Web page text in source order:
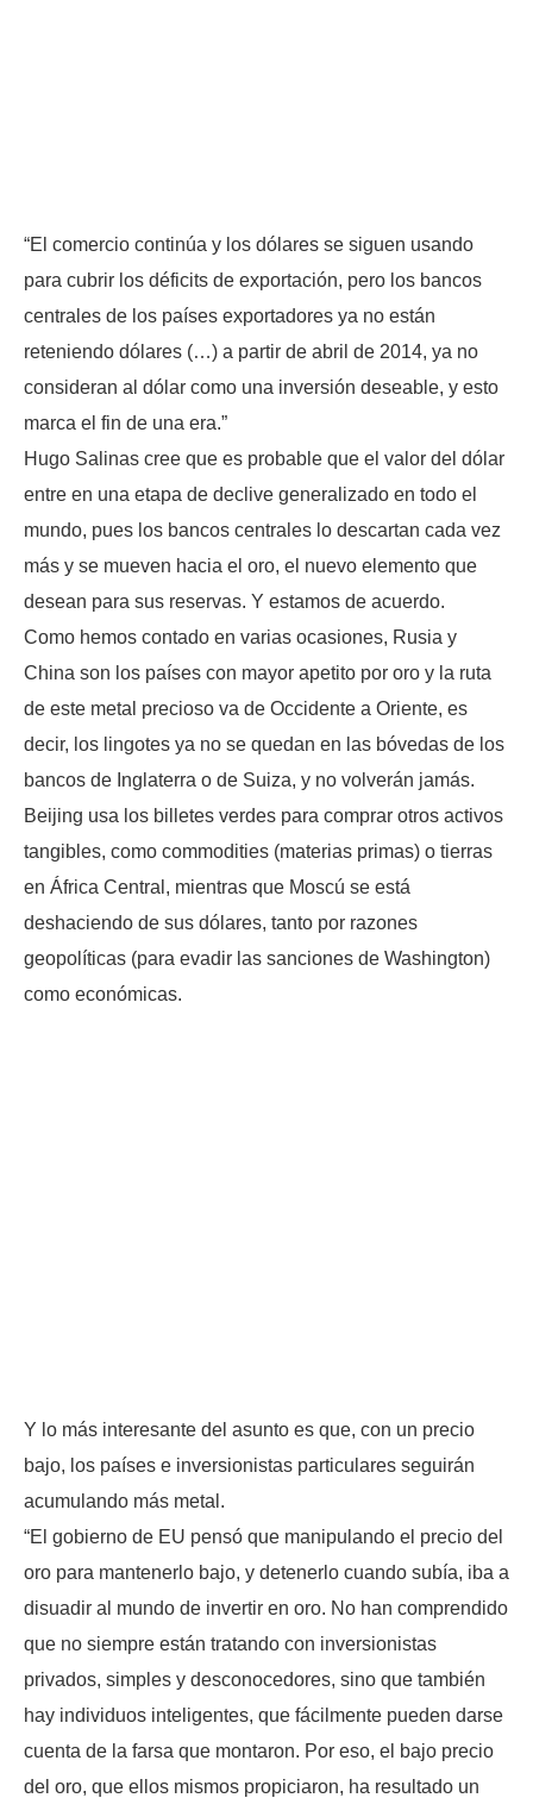
“El comercio continúa y los dólares se siguen usando
para cubrir los déficits de exportación, pero los bancos
centrales de los países exportadores ya no están
reteniendo dólares (…) a partir de abril de 2014, ya no
consideran al dólar como una inversión deseable, y esto
marca el fin de una era.”
Hugo Salinas cree que es probable que el valor del dólar
entre en una etapa de declive generalizado en todo el
mundo, pues los bancos centrales lo descartan cada vez
más y se mueven hacia el oro, el nuevo elemento que
desean para sus reservas. Y estamos de acuerdo.
Como hemos contado en varias ocasiones, Rusia y
China son los países con mayor apetito por oro y la ruta
de este metal precioso va de Occidente a Oriente, es
decir, los lingotes ya no se quedan en las bóvedas de los
bancos de Inglaterra o de Suiza, y no volverán jamás.
Beijing usa los billetes verdes para comprar otros activos
tangibles, como commodities (materias primas) o tierras
en África Central, mientras que Moscú se está
deshaciendo de sus dólares, tanto por razones
geopolíticas (para evadir las sanciones de Washington)
como económicas.
Y lo más interesante del asunto es que, con un precio
bajo, los países e inversionistas particulares seguirán
acumulando más metal.
“El gobierno de EU pensó que manipulando el precio del
oro para mantenerlo bajo, y detenerlo cuando subía, iba a
disuadir al mundo de invertir en oro. No han comprendido
que no siempre están tratando con inversionistas
privados, simples y desconocedores, sino que también
hay individuos inteligentes, que fácilmente pueden darse
cuenta de la farsa que montaron. Por eso, el bajo precio
del oro, que ellos mismos propiciaron, ha resultado un